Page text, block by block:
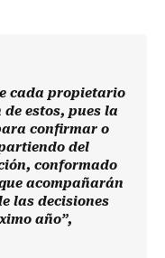
cada propietario
estos, pues la
confirmar o
del
conformado
acompañarán
las decisiones
año”,